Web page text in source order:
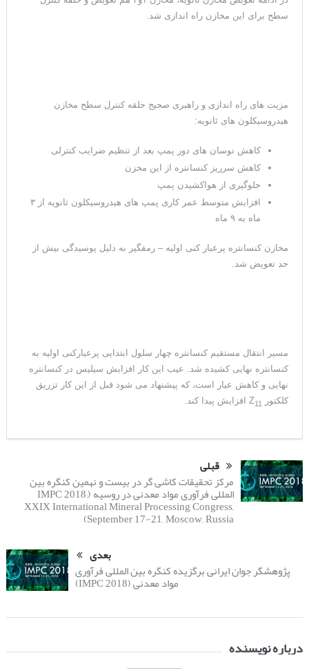
سطح برای این مخازن راه اندازی شد.
مزیت های راه اندازی و راهبری صحیح حلقه کنترل سطح مخازن
هیدروسیکلون های ثانویه:
کاهش نوسان های دور پمپ بعد از تنظیم ضرایب کنترلی
کاهش سرریز کنسانتره از این مخزن
جلوگیری از هواکشیدن پمپ
افزایش متوسط عمر کاری پمپ های هیدروسیکلون ثانویه از ۳
ماه به ۹ ماه
مخازن کنسانتره پرعیار کنی اولیه – رمقگیر به دلیل پوسیدگی بیش از
حد تعویض شد.
مسیر انتقال مستقیم کنسانتره چهار سلول ابتدایی پرعیارکنی اولیه به
کنسانتره نهایی کشیده شد. عیب این کار افزایش سیلیس در کنسانتره
نهایی و کاهش عیار است، که پیشنهاد می شود قبل از این کار تزریق
کلکتور Z
11 افزایش پیدا کند.
قبلی
مرکز تحقیقات کاشی گر در بیست و نهمین کنگره بین
المللی فرآوری مواد معدنی در روسیه (IMPC 2018;
XXIX International Mineral Processing Congress,
September 17-21, Moscow, Russia)
بعدی
پژوهشگر جوان ایرانی برگزیده کنگره بین المللی فرآوری
مواد معدنی (IMPC 2018)
درباره نویسنده